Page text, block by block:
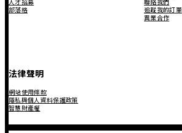
人才招募
部落格
聯絡我們
追蹤我的訂單
異業合作
法律聲明
網站使用條款
隱私與個人資料保護政策
智慧財產權